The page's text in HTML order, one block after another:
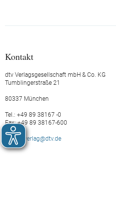
Kontakt
dtv Verlagsgesellschaft mbH & Co. KG
Tumblingerstraße 21
80337 München
Tel.: +49 89 38167 -0
Fax: +49 89 38167-600
E-Mail: verlag@dtv.de